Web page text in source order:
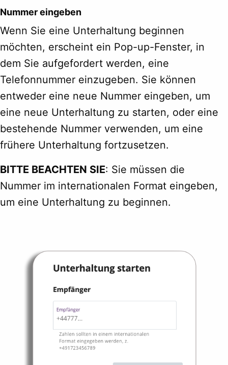
Nummer eingeben
Wenn Sie eine Unterhaltung beginnen
möchten, erscheint ein Pop-up-Fenster, in
dem Sie aufgefordert werden, eine
Telefonnummer einzugeben. Sie können
entweder eine neue Nummer eingeben, um
eine neue Unterhaltung zu starten, oder eine
bestehende Nummer verwenden, um eine
frühere Unterhaltung fortzusetzen.
BITTE BEACHTEN SIE: Sie müssen die
Nummer im internationalen Format eingeben,
um eine Unterhaltung zu beginnen.